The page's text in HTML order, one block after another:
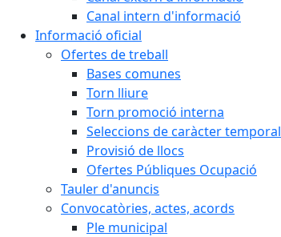
Canal intern d'informació
Informació oficial
Ofertes de treball
Bases comunes
Torn lliure
Torn promoció interna
Seleccions de caràcter temporal
Provisió de llocs
Ofertes Públiques Ocupació
Tauler d'anuncis
Convocatòries, actes, acords
Ple municipal